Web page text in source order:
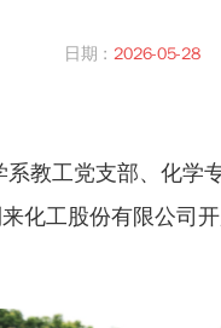
日期 : 2026-05-28
教工党支部、化学
化工股份有限公司